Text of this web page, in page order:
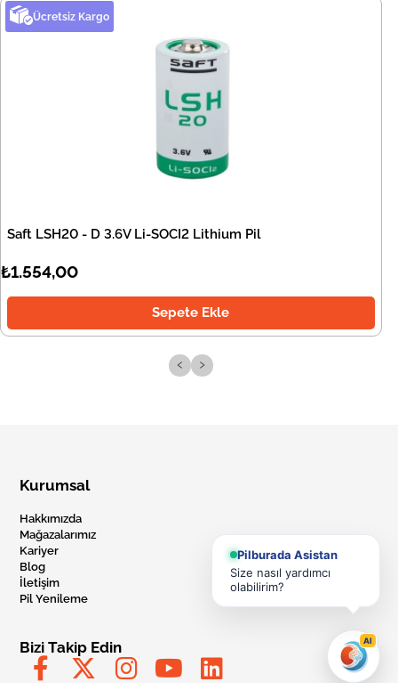
Ücretsiz Kargo
Saft LSH20 - D 3.6V Li-SOCI2 Lithium Pil
₺1.554,00
Sepete Ekle
‹ ›
Kurumsal
Hakkımızda
Mağazalarımız
Kariyer
Blog
İletişim
Pil Yenileme
Bizi Takip Edin
Pilburada Asistan
Size nasıl yardımcı
olabilirim?
AI